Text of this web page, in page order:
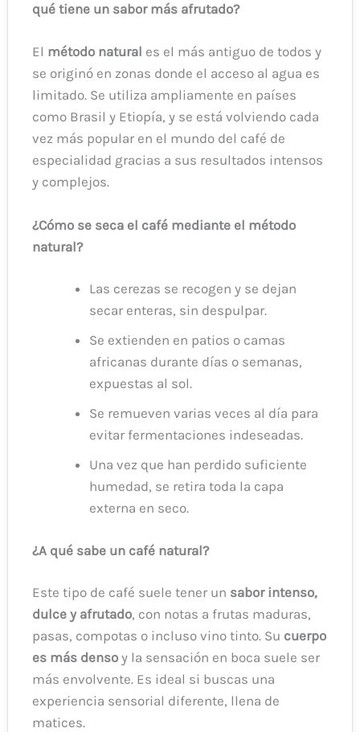
qué tiene un sabor más afrutado?
El método natural es el más antiguo de todos y
se originó en zonas donde el acceso al agua es
limitado. Se utiliza ampliamente en países
como Brasil y Etiopía, y se está volviendo cada
vez más popular en el mundo del café de
especialidad gracias a sus resultados intensos
y complejos.
¿Cómo se seca el café mediante el método
natural?
Las cerezas se recogen y se dejan
secar enteras, sin despulpar.
Se extienden en patios o camas
africanas durante días o semanas,
expuestas al sol.
Se remueven varias veces al día para
evitar fermentaciones indeseadas.
Una vez que han perdido suficiente
humedad, se retira toda la capa
externa en seco.
¿A qué sabe un café natural?
Este tipo de café suele tener un sabor intenso,
dulce y afrutado, con notas a frutas maduras,
pasas, compotas o incluso vino tinto. Su cuerpo
es más denso y la sensación en boca suele ser
más envolvente. Es ideal si buscas una
experiencia sensorial diferente, llena de
matices.